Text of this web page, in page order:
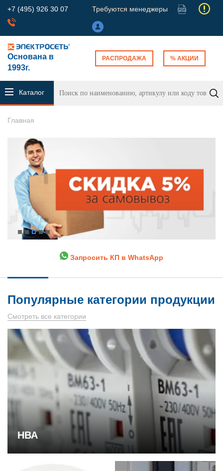
+7 (495) 926 30 07 Требуются менеджеры
Основана в
1993г.
РАСПРОДАЖА % АКЦИИ
Каталог
Главная
Запросить КП в WhatsApp
Популярные категории продукции
Смотреть все категории
НВА